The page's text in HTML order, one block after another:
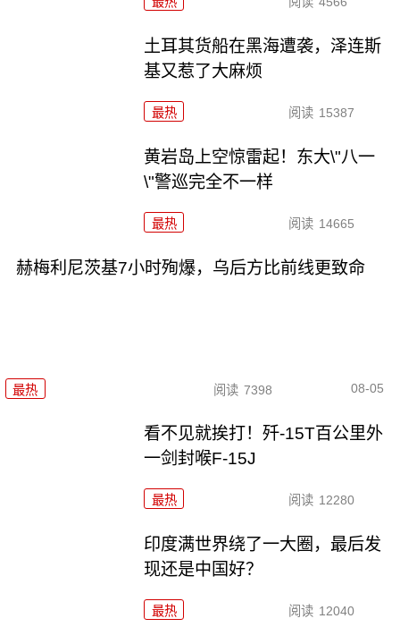
土耳其货船在黑海遭袭，泽连斯
基又惹了大麻烦
最热 阅读 15387
黄岩岛上空惊雷起！东大\"八一
\"警巡完全不一样
最热 阅读 14665
赫梅利尼茨基7小时殉爆，乌后方比前线更致命
最热 阅读 7398 08-05
看不见就挨打！歼-15T百公里外
一剑封喉F-15J
最热 阅读 12280
印度满世界绕了一大圈，最后发
现还是中国好？
最热 阅读 12040